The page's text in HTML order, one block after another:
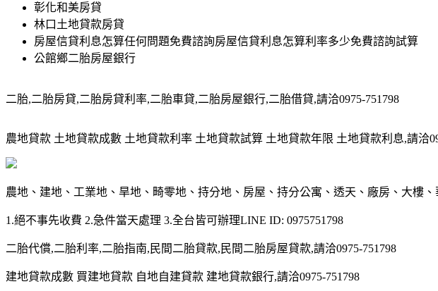
彰化和美房貸
林口土地貸款房貸
房屋信貸利息怎算任何問題免費諮詢房屋信貸利息怎算利率多少免費諮詢試算
公館鄉二胎房屋銀行
二胎,二胎房貸,二胎房貸利率,二胎車貸,二胎房屋銀行,二胎借貸,請洽0975-751798
農地貸款 土地貸款成數 土地貸款利率 土地貸款試算 土地貸款年限 土地貸款利息,請洽
農地、建地、工業地、旱地、畸零地、持分地、房屋、持分公寓、透天、廠房、大樓
1.絕不事先收費 2.急件當天處理 3.全台皆可辦理LINE ID: 0975751798
二胎代償,二胎利率,二胎指南,民間二胎貸款,民間二胎房屋貸款,請洽0975-751798
建地貸款成數 買建地貸款 自地自建貸款 建地貸款銀行,請洽0975-751798